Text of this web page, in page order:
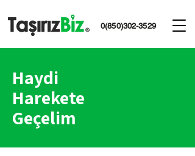
0(850)302-3529
Haydi
Harekete
Geçelim